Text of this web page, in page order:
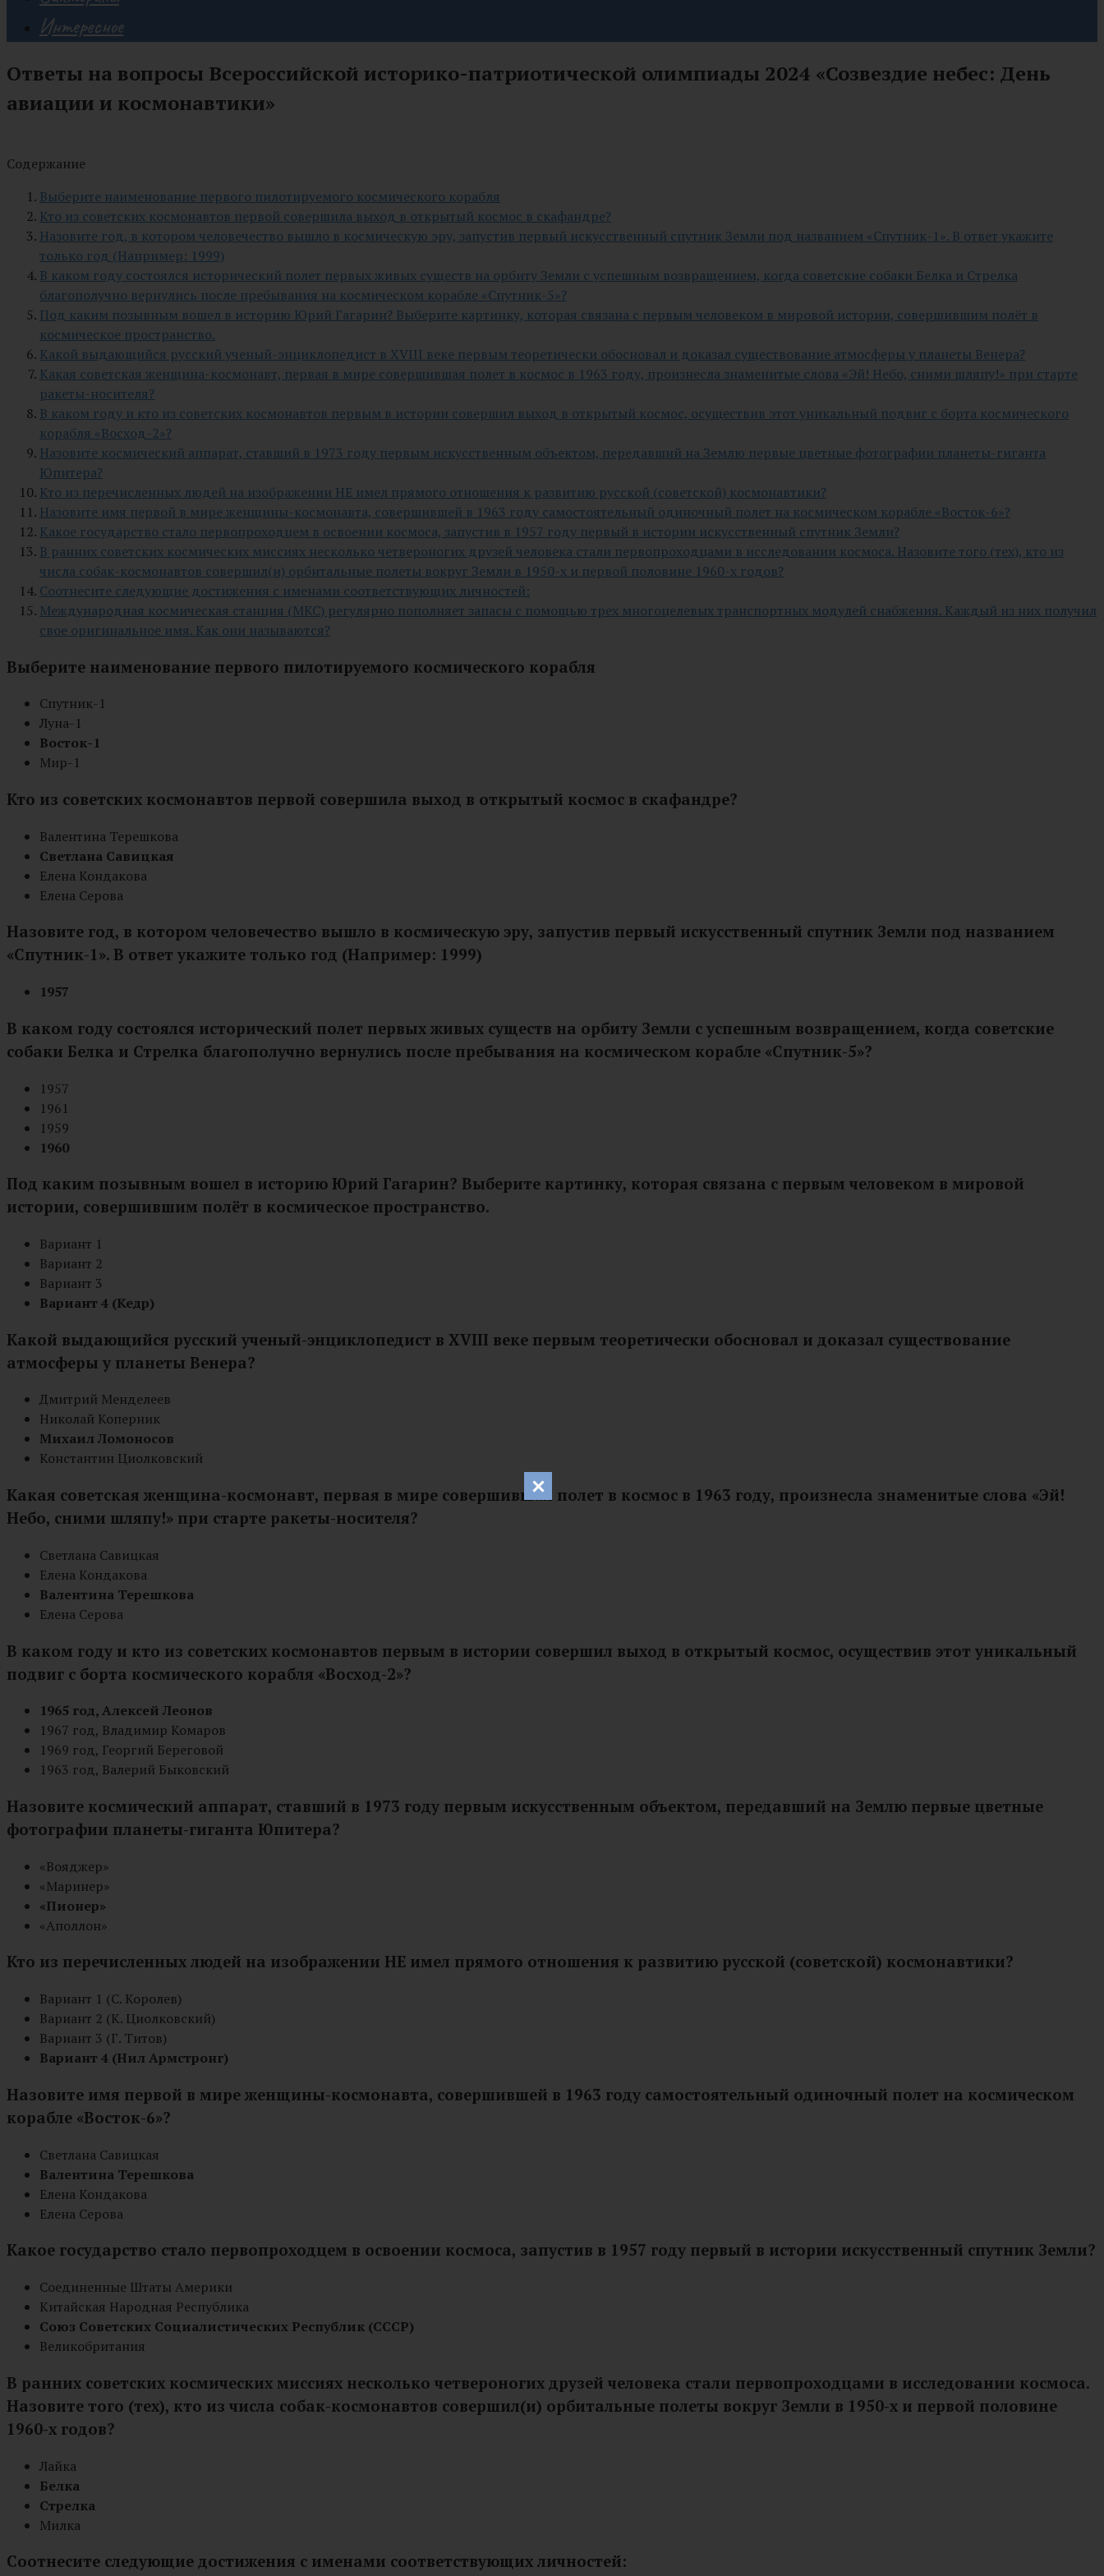
Интересное
Ответы на вопросы Всероссийской историко-патриотической олимпиады 2024 «Созвездие небес: День
авиации и космонавтики»
Содержание
Выберите наименование первого пилотируемого космического корабля
Кто из советских космонавтов первой совершила выход в открытый космос в скафандре?
Назовите год, в котором человечество вышло в космическую эру, запустив первый искусственный спутник Земли под названием «Спутник-1». В ответ укажите
только год (Например: 1999)
В каком году состоялся исторический полет первых живых существ на орбиту Земли с успешным возвращением, когда советские собаки Белка и Стрелка
благополучно вернулись после пребывания на космическом корабле «Спутник-5»?
Под каким позывным вошел в историю Юрий Гагарин? Выберите картинку, которая связана с первым человеком в мировой истории, совершившим полёт в
космическое пространство.
Какой выдающийся русский ученый-энциклопедист в XVIII веке первым теоретически обосновал и доказал существование атмосферы у планеты Венера?
Какая советская женщина-космонавт, первая в мире совершившая полет в космос в 1963 году, произнесла знаменитые слова «Эй! Небо, сними шляпу!» при старте
ракеты-носителя?
В каком году и кто из советских космонавтов первым в истории совершил выход в открытый космос, осуществив этот уникальный подвиг с борта космического
корабля «Восход-2»?
Назовите космический аппарат, ставший в 1973 году первым искусственным объектом, передавший на Землю первые цветные фотографии планеты-гиганта
Юпитера?
Кто из перечисленных людей на изображении НЕ имел прямого отношения к развитию русской (советской) космонавтики?
Назовите имя первой в мире женщины-космонавта, совершившей в 1963 году самостоятельный одиночный полет на космическом корабле «Восток-6»?
Какое государство стало первопроходцем в освоении космоса, запустив в 1957 году первый в истории искусственный спутник Земли?
В ранних советских космических миссиях несколько четвероногих друзей человека стали первопроходцами в исследовании космоса. Назовите того (тех), кто из
числа собак-космонавтов совершил(и) орбитальные полеты вокруг Земли в 1950-х и первой половине 1960-х годов?
Соотнесите следующие достижения с именами соответствующих личностей:
Международная космическая станция (МКС) регулярно пополняет запасы с помощью трех многоцелевых транспортных модулей снабжения. Каждый из них получил
свое оригинальное имя. Как они называются?
Выберите наименование первого пилотируемого космического корабля
Спутник-1
Луна-1
Восток-1
Мир-1
Кто из советских космонавтов первой совершила выход в открытый космос в скафандре?
Валентина Терешкова
Светлана Савицкая
Елена Кондакова
Елена Серова
Назовите год, в котором человечество вышло в космическую эру, запустив первый искусственный спутник Земли под названием
«Спутник-1». В ответ укажите только год (Например: 1999)
1957
В каком году состоялся исторический полет первых живых существ на орбиту Земли с успешным возвращением, когда советские
собаки Белка и Стрелка благополучно вернулись после пребывания на космическом корабле «Спутник-5»?
1957
1961
1959
1960
Под каким позывным вошел в историю Юрий Гагарин? Выберите картинку, которая связана с первым человеком в мировой
истории, совершившим полёт в космическое пространство.
Вариант 1
Вариант 2
Вариант 3
Вариант 4 (Кедр)
Какой выдающийся русский ученый-энциклопедист в XVIII веке первым теоретически обосновал и доказал существование
атмосферы у планеты Венера?
Дмитрий Менделеев
Николай Коперник
Михаил Ломоносов
Константин Циолковский
Какая советская женщина-космонавт, первая в мире совершившая полет в космос в 1963 году, произнесла знаменитые слова «Эй!
Небо, сними шляпу!» при старте ракеты-носителя?
Светлана Савицкая
Елена Кондакова
Валентина Терешкова
Елена Серова
В каком году и кто из советских космонавтов первым в истории совершил выход в открытый космос, осуществив этот уникальный
подвиг с борта космического корабля «Восход-2»?
1965 год, Алексей Леонов
1967 год, Владимир Комаров
1969 год, Георгий Береговой
1963 год, Валерий Быковский
Назовите космический аппарат, ставший в 1973 году первым искусственным объектом, передавший на Землю первые цветные
фотографии планеты-гиганта Юпитера?
«Вояджер»
«Маринер»
«Пионер»
«Аполлон»
Кто из перечисленных людей на изображении НЕ имел прямого отношения к развитию русской (советской) космонавтики?
Вариант 1 (С. Королев)
Вариант 2 (К. Циолковский)
Вариант 3 (Г. Титов)
Вариант 4 (Нил Армстронг)
Назовите имя первой в мире женщины-космонавта, совершившей в 1963 году самостоятельный одиночный полет на космическом
корабле «Восток-6»?
Светлана Савицкая
Валентина Терешкова
Елена Кондакова
Елена Серова
Какое государство стало первопроходцем в освоении космоса, запустив в 1957 году первый в истории искусственный спутник Земли?
Соединенные Штаты Америки
Китайская Народная Республика
Союз Советских Социалистических Республик (СССР)
Великобритания
В ранних советских космических миссиях несколько четвероногих друзей человека стали первопроходцами в исследовании космоса.
Назовите того (тех), кто из числа собак-космонавтов совершил(и) орбитальные полеты вокруг Земли в 1950-х и первой половине
1960-х годов?
Лайка
Белка
Стрелка
Милка
Соотнесите следующие достижения с именами соответствующих личностей: